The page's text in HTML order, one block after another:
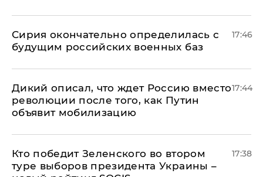
Сирия окончательно определилась с
будущим российских военных баз
17:46
Дикий описал, что ждет Россию вместо
революции после того, как Путин
объявит мобилизацию
17:44
Кто победит Зеленского во втором
туре выборов президента Украины –
17:38